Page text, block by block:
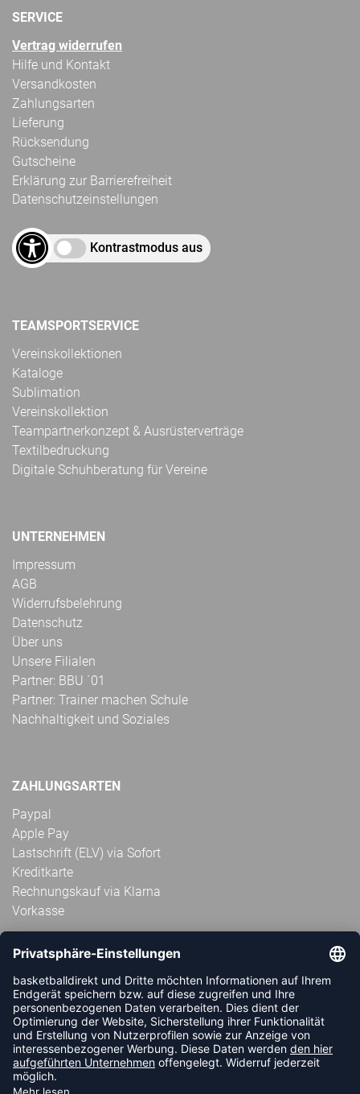
SERVICE
Vertrag widerrufen
Hilfe und Kontakt
Versandkosten
Zahlungsarten
Lieferung
Rücksendung
Gutscheine
Erklärung zur Barrierefreiheit
Datenschutzeinstellungen
Kontrastmodus aus
TEAMSPORTSERVICE
Vereinskollektionen
Kataloge
Sublimation
Vereinskollektion
Teampartnerkonzept & Ausrüsterverträge
Textilbedruckung
Digitale Schuhberatung für Vereine
UNTERNEHMEN
Impressum
AGB
Widerrufsbelehrung
Datenschutz
Über uns
Unsere Filialen
Partner: BBU ´01
Partner: Trainer machen Schule
Nachhaltigkeit und Soziales
ZAHLUNGSARTEN
Paypal
Apple Pay
Lastschrift (ELV) via Sofort
Kreditkarte
Rechnungskauf via Klarna
Vorkasse
ABONNIERE JETZT DEN KOSTENLOSEN
HANDBALLDIREKT-NEWSLETTER UND VERPASSE KEINE
NEUIGKEIT ODER AKTION MEHR.
JETZT ANMELDEN